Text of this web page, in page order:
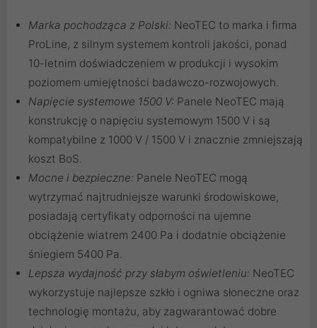
Marka pochodząca z Polski: NeoTEC to marka i firma
ProLine, z silnym systemem kontroli jakości, ponad
10-letnim doświadczeniem w produkcji i wysokim
poziomem umiejętności badawczo-rozwojowych.
Napięcie systemowe 1500 V: Panele NeoTEC mają
konstrukcję o napięciu systemowym 1500 V i są
kompatybilne z 1000 V / 1500 V i znacznie zmniejszają
koszt BoS.
Mocne i bezpieczne: Panele NeoTEC mogą
wytrzymać najtrudniejsze warunki środowiskowe,
posiadają certyfikaty odporności na ujemne
obciążenie wiatrem 2400 Pa i dodatnie obciążenie
śniegiem 5400 Pa.
Lepsza wydajność przy słabym oświetleniu: NeoTEC
wykorzystuje najlepsze szkło i ogniwa słoneczne oraz
technologię montażu, aby zagwarantować dobre